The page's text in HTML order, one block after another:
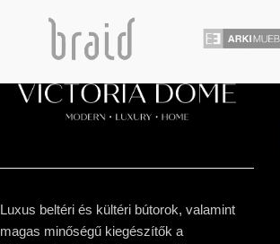
Luxus beltéri és kültéri bútorok, valamint
magas minőségű kiegészítők a